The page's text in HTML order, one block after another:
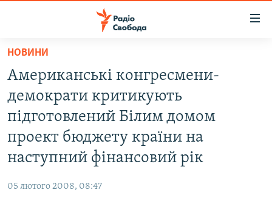
Перейти
основного
матеріалу
Перейти
до
основної
навігації
Перейти
до
ВСЕ ЗА ДОБУ
СТАТТІ
РОСІЙСЬКА «ФІЛЬТРАЦІЯ»
НОВИНИ
Американські конгресмени-
демократи критикують
підготовлений Білим домом
проект бюджету країни на
наступний фінансовий рік
05 лютого 2008, 08:47